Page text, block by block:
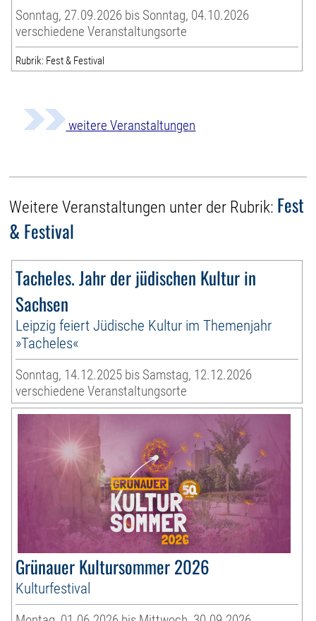
Sonntag, 27.09.2026 bis Sonntag, 04.10.2026
verschiedene Veranstaltungsorte
Rubrik: Fest & Festival
weitere Veranstaltungen
Weitere Veranstaltungen unter der Rubrik: Fest
& Festival
Tacheles. Jahr der jüdischen Kultur in
Sachsen
Leipzig feiert Jüdische Kultur im Themenjahr
»Tacheles«
Sonntag, 14.12.2025 bis Samstag, 12.12.2026
verschiedene Veranstaltungsorte
Grünauer Kultursommer 2026
Kulturfestival